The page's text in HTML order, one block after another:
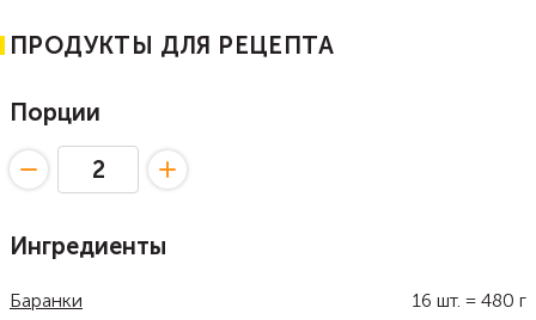
ПРОДУКТЫ ДЛЯ РЕЦЕПТА
Порции
Ингредиенты
Баранки 16 шт. = 480 г